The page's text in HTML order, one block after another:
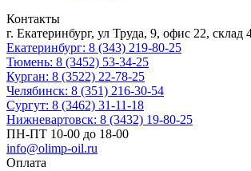
Контакты
г. Екатеринбург, ул Труда, 9, офис 22, склад
Екатеринбург: 8 (343) 219-80-25
Тюмень: 8 (3452) 53-34-25
Курган: 8 (3522) 22-78-25
Челябинск: 8 (351) 216-30-54
Сургут: 8 (3462) 31-11-18
Нижневартовск: 8 (3432) 19-80-25
ПН-ПТ 10-00 до 18-00
info@olimp-oil.ru
Оплата